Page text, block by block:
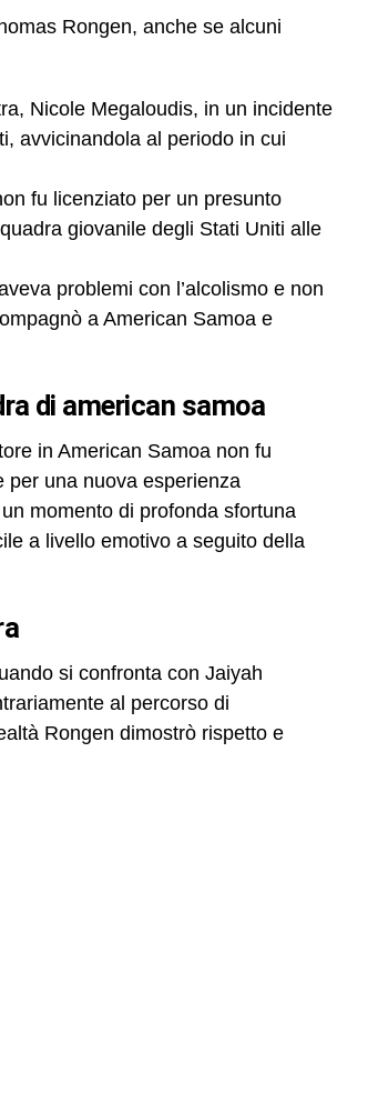
Rongen, anche se alcuni
Nicole Megaloudis, in un incidente
avvicinandola al periodo in cui
fu licenziato per un presunto
giovanile degli Stati Uniti alle
problemi con l’alcolismo e non
a American Samoa e
di american samoa
in American Samoa non fu
per una nuova esperienza
momento di profonda sfortuna
a livello emotivo a seguito della
si confronta con Jaiyah
al percorso di
Rongen dimostrò rispetto e